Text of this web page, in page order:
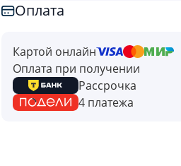
Оплата
Картой онлайн
Оплата при получении
Рассрочка
4 платежа